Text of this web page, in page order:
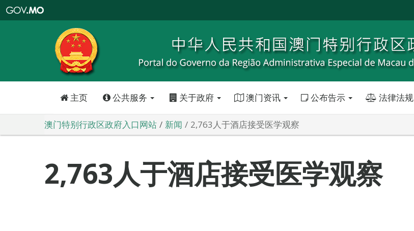
特
政
区
政
口
主页 公共服务 关于政府 澳门资讯 公布告示 法律法规
澳门特别行政区政府入口网站 新闻 2,763人于酒店接受医学观察
2,763人于酒店接受医学观察